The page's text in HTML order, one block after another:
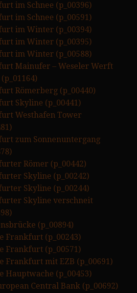
im Schnee (p_00396)
im Schnee (p_00591)
im Winter (p_00394)
im Winter (p_00395)
im Winter (p_00588)
Mainufer – Weseler Werft
Römerberg (p_00440)
Skyline (p_00441)
Westhafen Tower
zum Sonnenuntergang
Römer (p_00442)
Skyline (p_00242)
Skyline (p_00244)
Skyline verschneit
(p_00894)
Frankfurt (p_00243)
Frankfurt (p_00571)
Frankfurt mit EZB (p_00691)
Hauptwache (p_00453)
Central Bank (p_00692)